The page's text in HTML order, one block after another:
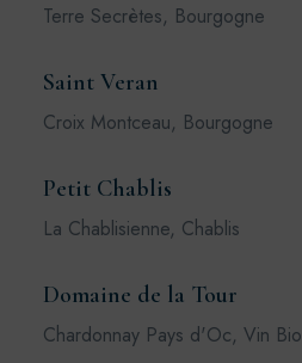
Terre Secrètes, Bourgogne
Saint Veran
Croix Montceau, Bourgogne
Petit Chablis
La Chablisienne, Chablis
Domaine de la Tour
Chardonnay Pays d'Oc, Vin Bio